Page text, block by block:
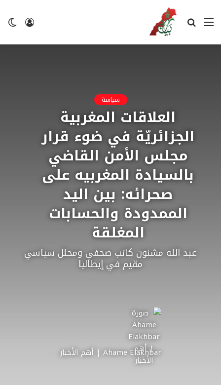
تسجيل
القائمة بحث
سياسة
العلاقات المغربية
الجزائريّة في ضوء قرار
مجلس الأمن القاضي
بالسيادة المغربيه على
صحرائه: بين اليد
الممدودة والحسابات
المغلقة
عبد الله مشنون كاتب صحفي ومحلل سياسي
مقيم في إيطاليا
Ahame Elakhbar | أهم الأخبار